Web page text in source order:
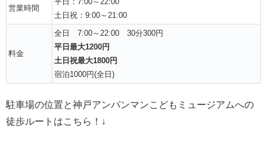
営業時間
土日祝：9:00～21:00
料金
全日 7:00～22:00 30分300円
平日最大1200円
土日祝最大1800円
宿泊1000円(全日)
駐車場の位置と神戸アンパンマンこどもミュージアムへの
徒歩ルートはこちら！↓